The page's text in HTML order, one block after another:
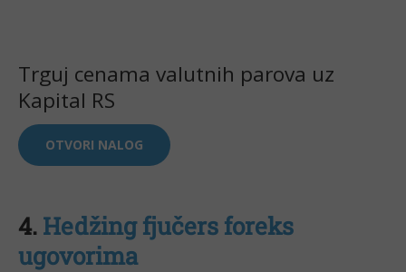
Trguj cenama valutnih parova uz
Kapital RS
OTVORI NALOG
4. Hedžing fjučers foreks
ugovorima